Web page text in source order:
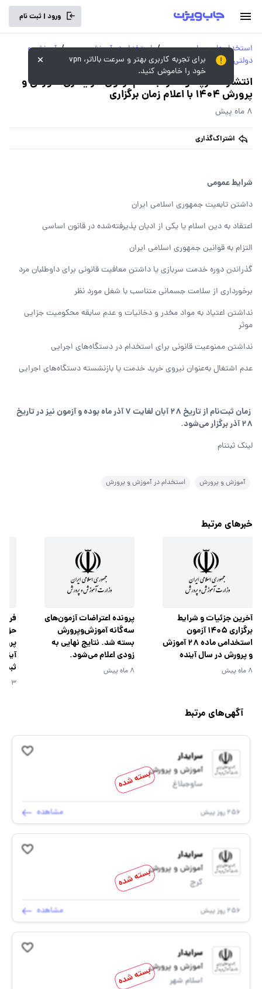
ورود | ثبت نام
استخدام‌های سراسری و
دولتی
/ استخدام در آموزش و
پرورش
/ آموزش و
پرورش
انتشار دفترچه و آغاز ثبت‌نام آزمون سرایداری آموزش و
پرورش 1404 با اعلام زمان برگزاری
8 ماه پیش
اشتراک‌گذاری
شرایط عمومی
داشتن تابعیت جمهوری اسلامی ایران
اعتقاد به دین اسلام یا یکی از ادیان پذیرفته‌شده در قانون اساسی
التزام به قوانین جمهوری اسلامی ایران
گذراندن دوره خدمت سربازی یا داشتن معافیت قانونی برای داوطلبان مرد
برخورداری از سلامت جسمانی متناسب با شغل مورد نظر
نداشتن اعتیاد به مواد مخدر و دخانیات و عدم سابقه محکومیت جزایی
موثر
نداشتن ممنوعیت قانونی برای استخدام در دستگاه‌های اجرایی
عدم اشتغال به‌عنوان نیروی خرید خدمت یا بازنشسته دستگاه‌های اجرایی
زمان ثبت‌نام از تاریخ 28 آبان لغایت 7 آذر ماه بوده و آزمون نیز در تاریخ
28 آذر برگزار می‌شود.
لینک ثبتنام
آموزش و پرورش استخدام در آموزش و پرورش
خبرهای مرتبط
آخرین جزئیات و شرایط
برگزاری 1405 آزمون
استخدامی ماده 28 آموزش
و پرورش در سال آینده
8 ماه پیش
پرونده اعتراضات آزمون‌های
سه‌گانه آموزش‌وپرورش
بسته شد. نتایج نهایی به
زودی اعلام می‌شود.
8 ماه پیش
3 روز پیش
آگهی‌های مرتبط
سرایدار
آموزش و پرورش
ساوجبلاغ
256 روز پیش مشاهده
بسته شده
سرایدار
آموزش و پرورش
کرج
256 روز پیش مشاهده
بسته شده
سرایدار
آموزش و پرورش
اسلام شهر
بسته شده
برای تجربه کاربری بهتر و سرعت بالاتر، vpn
خود را خاموش کنید.